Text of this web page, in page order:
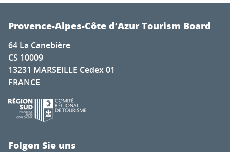
Provence-Alpes-Côte d’Azur Tourism Board
64 La Canebière
CS 10009
13231 MARSEILLE Cedex 01
FRANCE
Folgen Sie uns